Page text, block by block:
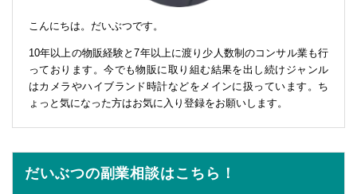
こんにちは。だいぶつです。
10年以上の物販経験と7年以上に渡り少人数制のコンサル業も行
っております。今でも物販に取り組む結果を出し続けジャンル
はカメラやハイブランド時計などをメインに扱っています。ち
ょっと気になった方はお気に入り登録をお願いします。
だいぶつの副業相談はこちら！